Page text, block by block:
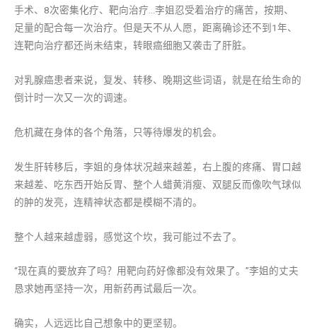
手术、8次密集化疗、靶向治疗…李姐忍受着治疗的痛苦，按期、
足量的配合每一次治疗。但是天不从人愿，距离确诊还不到1年、
连靶向治疗都还尚未结束，转眼癌细胞又袭击了肝脏。
对乳腺癌患者来说，复发、转移、晚期这些词语，就是在给生命的
倒计时一次又一次的调速。
危机藏在身体的各个角落，只等待爆发的机会。
发生肝转移后，李姐的身体状况越来越差，右上腹的疼痛、胃口越
来越差、吃东西开始反胃、整个人蜡黄消瘦、双腿反而像吹气球似
的肿的发亮，连精神状态都是模糊不清的。
整个人越来越虚弱，感觉这个坎，我可能过不去了。
“现在真的要放弃了吗？用靶向药好像都没有效果了。”李姐的丈夫
恳求她再坚持一次，用新药再试最后一次。
确实，人远远比自己想象中的更坚韧。